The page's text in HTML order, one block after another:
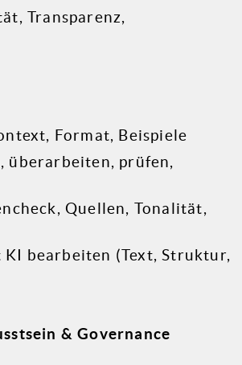
Transparenz,
Format, Beispiele
überarbeiten, prüfen,
Quellen, Tonalität,
bearbeiten (Text, Struktur,
& Governance